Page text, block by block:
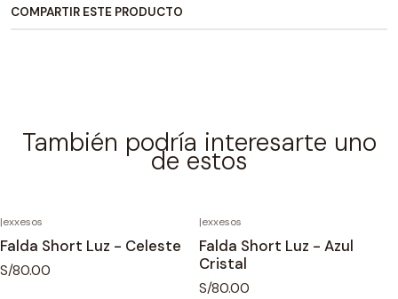
COMPARTIR ESTE PRODUCTO
También podría interesarte uno
de estos
|exxesos
Falda Short Luz - Celeste
S/80.00
|exxesos
Falda Short Luz - Azul
Cristal
S/80.00